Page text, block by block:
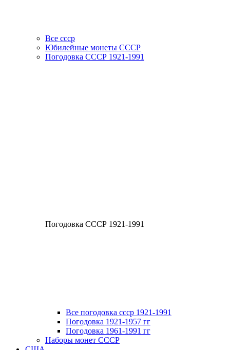
Все ссср
Юбилейные монеты СССР
Погодовка СССР 1921-1991
Погодовка СССР 1921-1991
Все погодовка ссср 1921-1991
Погодовка 1921-1957 гг
Погодовка 1961-1991 гг
Наборы монет СССР